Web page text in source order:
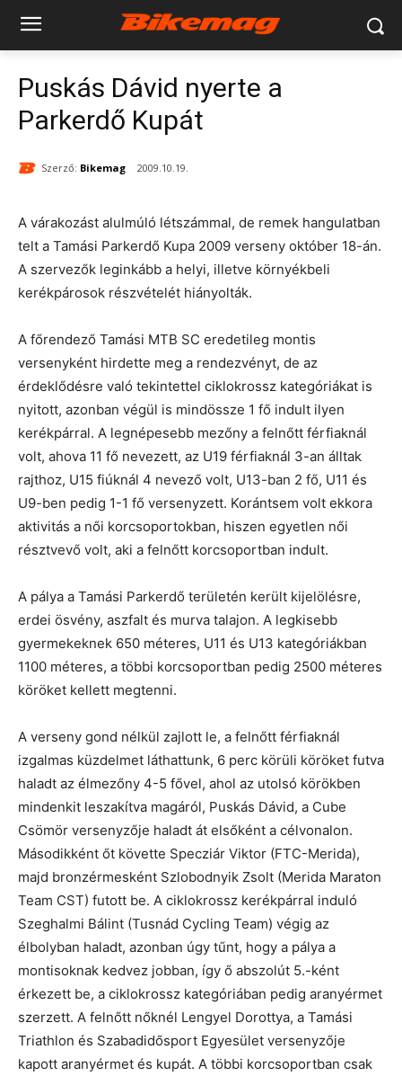
Puskás Dávid nyerte a
Parkerdő Kupát
Szerző: Bikemag 2009.10.19.
A várakozást alulmúló létszámmal, de remek hangulatban
telt a Tamási Parkerdő Kupa 2009 verseny október 18-án.
A szervezők leginkább a helyi, illetve környékbeli
kerékpárosok részvételét hiányolták.
A főrendező Tamási MTB SC eredetileg montis
versenyként hirdette meg a rendezvényt, de az
érdeklődésre való tekintettel ciklokrossz kategóriákat is
nyitott, azonban végül is mindössze 1 fő indult ilyen
kerékpárral. A legnépesebb mezőny a felnőtt férfiaknál
volt, ahova 11 fő nevezett, az U19 férfiaknál 3-an álltak
rajthoz, U15 fiúknál 4 nevező volt, U13-ban 2 fő, U11 és
U9-ben pedig 1-1 fő versenyzett. Korántsem volt ekkora
aktivitás a női korcsoportokban, hiszen egyetlen női
résztvevő volt, aki a felnőtt korcsoportban indult.
A pálya a Tamási Parkerdő területén került kijelölésre,
erdei ösvény, aszfalt és murva talajon. A legkisebb
gyermekeknek 650 méteres, U11 és U13 kategóriákban
1100 méteres, a többi korcsoportban pedig 2500 méteres
köröket kellett megtenni.
A verseny gond nélkül zajlott le, a felnőtt férfiaknál
izgalmas küzdelmet láthattunk, 6 perc körüli köröket futva
haladt az élmezőny 4-5 fővel, ahol az utolsó körökben
mindenkit leszakítva magáról, Puskás Dávid, a Cube
Csömör versenyzője haladt át elsőként a célvonalon.
Másodikként őt követte Specziár Viktor (FTC-Merida),
majd bronzérmesként Szlobodnyik Zsolt (Merida Maraton
Team CST) futott be. A ciklokrossz kerékpárral induló
Szeghalmi Bálint (Tusnád Cycling Team) végig az
élbolyban haladt, azonban úgy tűnt, hogy a pálya a
montisoknak kedvez jobban, így ő abszolút 5.-ként
érkezett be, a ciklokrossz kategóriában pedig aranyérmet
szerzett. A felnőtt nőknél Lengyel Dorottya, a Tamási
Triathlon és Szabadidősport Egyesület versenyzője
kapott aranyérmet és kupát. A többi korcsoportban csak